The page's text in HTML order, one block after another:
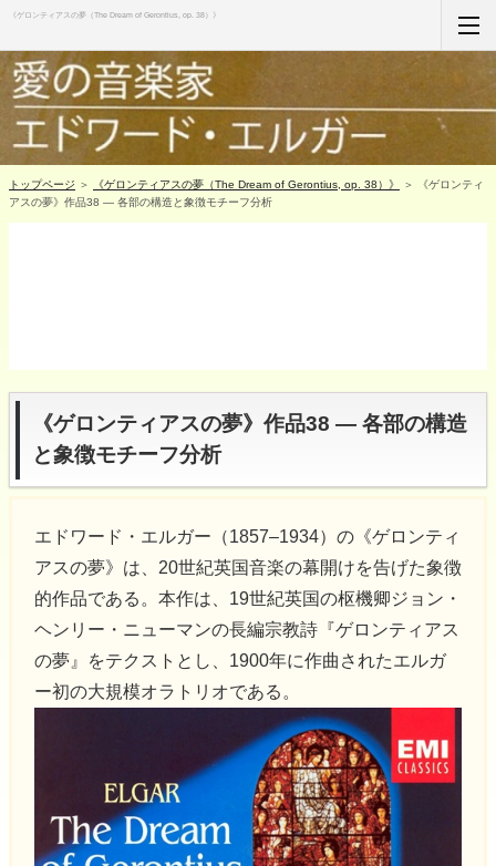
《ゲロンティアスの夢（The Dream of Gerontius, op. 38）》
ホーム
RSS購読
サイトマップ
トップページ ＞ 《ゲロンティアスの夢（The Dream of Gerontius, op. 38）》
＞ 《ゲロンティ
アスの夢》作品38 ― 各部の構造と象徴モチーフ分析
《ゲロンティアスの夢》作品38 ― 各部の構造
と象徴モチーフ分析
エドワード・エルガー（1857–1934）の《ゲロンティ
アスの夢》は、20世紀英国音楽の幕開けを告げた象徴
的作品である。本作は、19世紀英国の枢機卿ジョン・
ヘンリー・ニューマンの長編宗教詩『ゲロンティアス
の夢』をテクストとし、1900年に作曲されたエルガ
ー初の大規模オラトリオである。